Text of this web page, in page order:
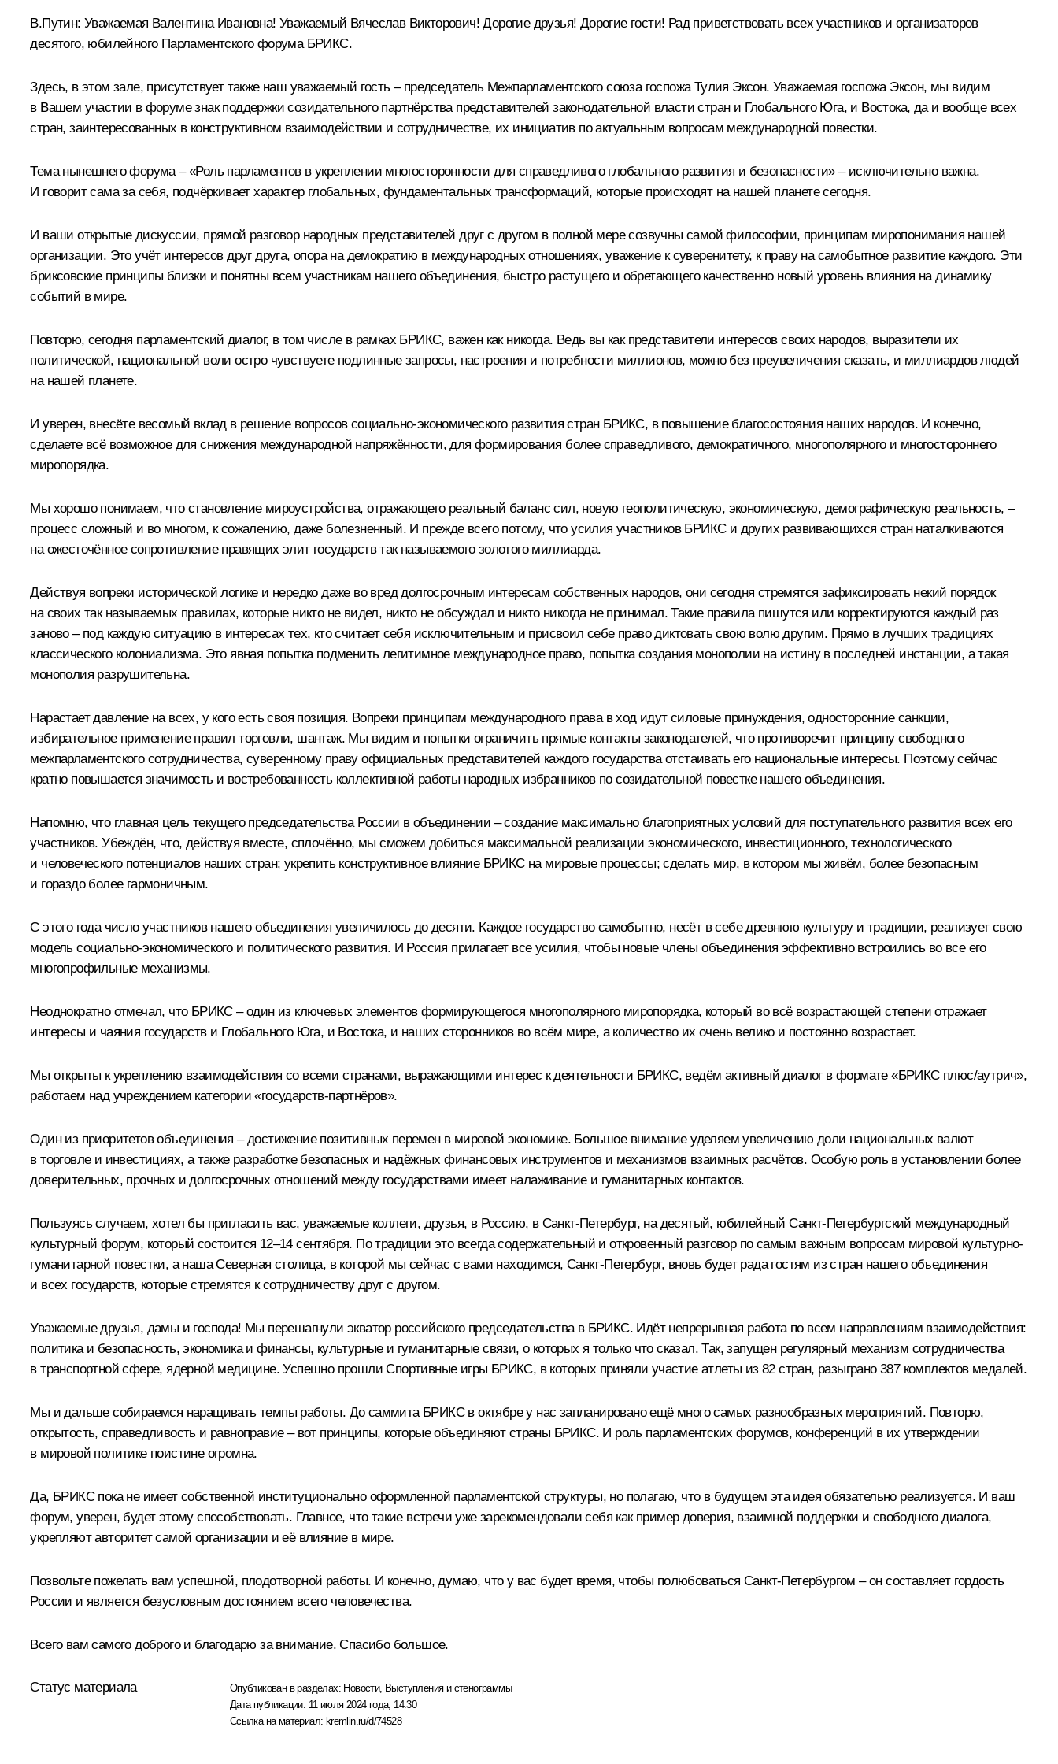
В.Путин: Уважаемая Валентина Ивановна! Уважаемый Вячеслав Викторович! Дорогие друзья! Дорогие гости! Рад приветствовать всех участников и организаторов
десятого, юбилейного Парламентского форума БРИКС.
Здесь, в этом зале, присутствует также наш уважаемый гость – председатель Межпарламентского союза госпожа Тулия Эксон. Уважаемая госпожа Эксон, мы видим
в Вашем участии в форуме знак поддержки созидательного партнёрства представителей законодательной власти стран и Глобального Юга, и Востока, да и вообще всех
стран, заинтересованных в конструктивном взаимодействии и сотрудничестве, их инициатив по актуальным вопросам международной повестки.
Тема нынешнего форума – «Роль парламентов в укреплении многосторонности для справедливого глобального развития и безопасности» – исключительно важна.
И говорит сама за себя, подчёркивает характер глобальных, фундаментальных трансформаций, которые происходят на нашей планете сегодня.
И ваши открытые дискуссии, прямой разговор народных представителей друг с другом в полной мере созвучны самой философии, принципам миропонимания нашей
организации. Это учёт интересов друг друга, опора на демократию в международных отношениях, уважение к суверенитету, к праву на самобытное развитие каждого. Эти
бриксовские принципы близки и понятны всем участникам нашего объединения, быстро растущего и обретающего качественно новый уровень влияния на динамику
событий в мире.
Повторю, сегодня парламентский диалог, в том числе в рамках БРИКС, важен как никогда. Ведь вы как представители интересов своих народов, выразители их
политической, национальной воли остро чувствуете подлинные запросы, настроения и потребности миллионов, можно без преувеличения сказать, и миллиардов людей
на нашей планете.
И уверен, внесёте весомый вклад в решение вопросов социально-экономического развития стран БРИКС, в повышение благосостояния наших народов. И конечно,
сделаете всё возможное для снижения международной напряжённости, для формирования более справедливого, демократичного, многополярного и многостороннего
миропорядка.
Мы хорошо понимаем, что становление мироустройства, отражающего реальный баланс сил, новую геополитическую, экономическую, демографическую реальность, –
процесс сложный и во многом, к сожалению, даже болезненный. И прежде всего потому, что усилия участников БРИКС и других развивающихся стран наталкиваются
на ожесточённое сопротивление правящих элит государств так называемого золотого миллиарда.
Действуя вопреки исторической логике и нередко даже во вред долгосрочным интересам собственных народов, они сегодня стремятся зафиксировать некий порядок
на своих так называемых правилах, которые никто не видел, никто не обсуждал и никто никогда не принимал. Такие правила пишутся или корректируются каждый раз
заново – под каждую ситуацию в интересах тех, кто считает себя исключительным и присвоил себе право диктовать свою волю другим. Прямо в лучших традициях
классического колониализма. Это явная попытка подменить легитимное международное право, попытка создания монополии на истину в последней инстанции, а такая
монополия разрушительна.
Нарастает давление на всех, у кого есть своя позиция. Вопреки принципам международного права в ход идут силовые принуждения, односторонние санкции,
избирательное применение правил торговли, шантаж. Мы видим и попытки ограничить прямые контакты законодателей, что противоречит принципу свободного
межпарламентского сотрудничества, суверенному праву официальных представителей каждого государства отстаивать его национальные интересы. Поэтому сейчас
кратно повышается значимость и востребованность коллективной работы народных избранников по созидательной повестке нашего объединения.
Напомню, что главная цель текущего председательства России в объединении – создание максимально благоприятных условий для поступательного развития всех его
участников. Убеждён, что, действуя вместе, сплочённо, мы сможем добиться максимальной реализации экономического, инвестиционного, технологического
и человеческого потенциалов наших стран; укрепить конструктивное влияние БРИКС на мировые процессы; сделать мир, в котором мы живём, более безопасным
и гораздо более гармоничным.
С этого года число участников нашего объединения увеличилось до десяти. Каждое государство самобытно, несёт в себе древнюю культуру и традиции, реализует свою
модель социально-экономического и политического развития. И Россия прилагает все усилия, чтобы новые члены объединения эффективно встроились во все его
многопрофильные механизмы.
Неоднократно отмечал, что БРИКС – один из ключевых элементов формирующегося многополярного миропорядка, который во всё возрастающей степени отражает
интересы и чаяния государств и Глобального Юга, и Востока, и наших сторонников во всём мире, а количество их очень велико и постоянно возрастает.
Мы открыты к укреплению взаимодействия со всеми странами, выражающими интерес к деятельности БРИКС, ведём активный диалог в формате «БРИКС плюс/аутрич»,
работаем над учреждением категории «государств-партнёров».
Один из приоритетов объединения – достижение позитивных перемен в мировой экономике. Большое внимание уделяем увеличению доли национальных валют
в торговле и инвестициях, а также разработке безопасных и надёжных финансовых инструментов и механизмов взаимных расчётов. Особую роль в установлении более
доверительных, прочных и долгосрочных отношений между государствами имеет налаживание и гуманитарных контактов.
Пользуясь случаем, хотел бы пригласить вас, уважаемые коллеги, друзья, в Россию, в Санкт-Петербург, на десятый, юбилейный Санкт-Петербургский международный
культурный форум, который состоится 12–14 сентября. По традиции это всегда содержательный и откровенный разговор по самым важным вопросам мировой культурно-
гуманитарной повестки, а наша Северная столица, в которой мы сейчас с вами находимся, Санкт-Петербург, вновь будет рада гостям из стран нашего объединения
и всех государств, которые стремятся к сотрудничеству друг с другом.
Уважаемые друзья, дамы и господа! Мы перешагнули экватор российского председательства в БРИКС. Идёт непрерывная работа по всем направлениям взаимодействия:
политика и безопасность, экономика и финансы, культурные и гуманитарные связи, о которых я только что сказал. Так, запущен регулярный механизм сотрудничества
в транспортной сфере, ядерной медицине. Успешно прошли Спортивные игры БРИКС, в которых приняли участие атлеты из 82 стран, разыграно 387 комплектов медалей.
Мы и дальше собираемся наращивать темпы работы. До саммита БРИКС в октябре у нас запланировано ещё много самых разнообразных мероприятий. Повторю,
открытость, справедливость и равноправие – вот принципы, которые объединяют страны БРИКС. И роль парламентских форумов, конференций в их утверждении
в мировой политике поистине огромна.
Да, БРИКС пока не имеет собственной институционально оформленной парламентской структуры, но полагаю, что в будущем эта идея обязательно реализуется. И ваш
форум, уверен, будет этому способствовать. Главное, что такие встречи уже зарекомендовали себя как пример доверия, взаимной поддержки и свободного диалога,
укрепляют авторитет самой организации и её влияние в мире.
Позвольте пожелать вам успешной, плодотворной работы. И конечно, думаю, что у вас будет время, чтобы полюбоваться Санкт-Петербургом – он составляет гордость
России и является безусловным достоянием всего человечества.
Всего вам самого доброго и благодарю за внимание. Спасибо большое.
Статус материала Опубликован в разделах: Новости, Выступления и стенограммы
Дата публикации: 11 июля 2024 года, 14:30
Ссылка на материал: kremlin.ru/d/74528